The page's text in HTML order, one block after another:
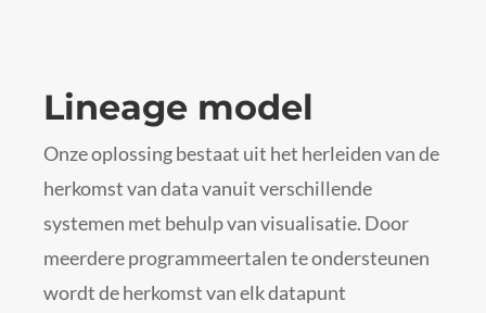
Lineage model
Onze oplossing bestaat uit het herleiden van de
herkomst van data vanuit verschillende
systemen met behulp van visualisatie. Door
meerdere programmeertalen te ondersteunen
wordt de herkomst van elk datapunt